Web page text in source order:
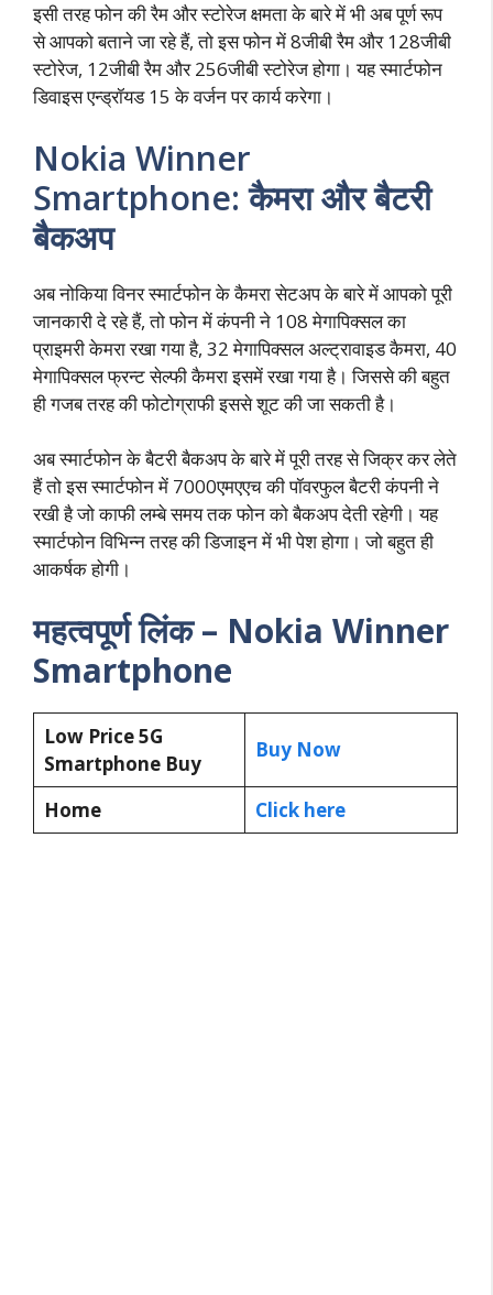
इसी तरह फोन की रैम और स्टोरेज क्षमता के बारे में भी अब पूर्ण रूप
से आपको बताने जा रहे हैं, तो इस फोन में 8जीबी रैम और 128जीबी
स्टोरेज, 12जीबी रैम और 256जीबी स्टोरेज होगा। यह स्मार्टफोन
डिवाइस एन्ड्रॉयड 15 के वर्जन पर कार्य करेगा।
Nokia Winner
Smartphone: कैमरा और बैटरी
बैकअप
अब नोकिया विनर स्मार्टफोन के कैमरा सेटअप के बारे में आपको पूरी
जानकारी दे रहे हैं, तो फोन में कंपनी ने 108 मेगापिक्सल का
प्राइमरी केमरा रखा गया है, 32 मेगापिक्सल अल्ट्रावाइड कैमरा, 40
मेगापिक्सल फ्रन्ट सेल्फी कैमरा इसमें रखा गया है। जिससे की बहुत
ही गजब तरह की फोटोग्राफी इससे शूट की जा सकती है।
अब स्मार्टफोन के बैटरी बैकअप के बारे में पूरी तरह से जिक्र कर लेते
हैं तो इस स्मार्टफोन में 7000एमएएच की पॉवरफुल बैटरी कंपनी ने
रखी है जो काफी लम्बे समय तक फोन को बैकअप देती रहेगी। यह
स्मार्टफोन विभिन्न तरह की डिजाइन में भी पेश होगा। जो बहुत ही
आकर्षक होगी।
महत्वपूर्ण लिंक – Nokia Winner
Smartphone
Low Price 5G
Smartphone Buy
Buy Now
Home Click here